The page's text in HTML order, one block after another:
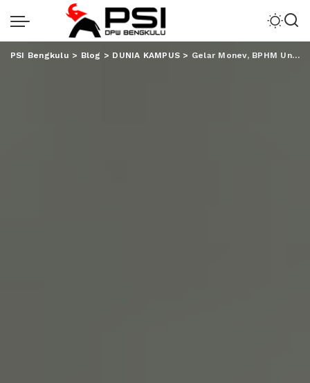
PSI Bengkulu > Blog > DUNIA KAMPUS > Gelar Monev, BPHM Unila Matangkan Perencanaan